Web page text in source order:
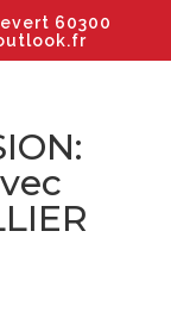
60300